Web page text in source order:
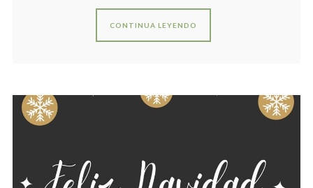
CONTINUA LEYENDO